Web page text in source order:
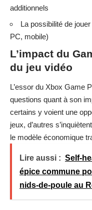
additionnels
La possibilité de
PC, mobile)
L’impact du
du jeu vidéo
L’essor du Xbox Game
questions quant à son
certains y voient une
jeux, d’autres
le modèle économique
Lire aussi : Self-
épice commune
nids-de-poule au